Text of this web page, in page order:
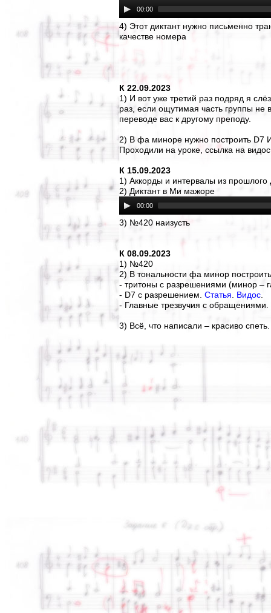
00:00
4) Этот диктант нужно письменно
качестве номера
К 22.09.2023
1) И вот уже третий раз подряд я
раз, если ощутимая часть группы не
переводе вас к другому преподу.
2) В фа миноре нужно построить
Проходили на уроке, ссылка на
К 15.09.2023
1) Аккорды и интервалы из прошлого
2) Диктант в Ми мажоре
00:00
3) №420 наизусть
К 08.09.2023
1) №420
2) В тональности фа минор
- тритоны с разрешениями (минор –
- D7 с разрешением. Статья Видос
- Главные трезвучия с обращениями.
3) Всё, что написали – красиво